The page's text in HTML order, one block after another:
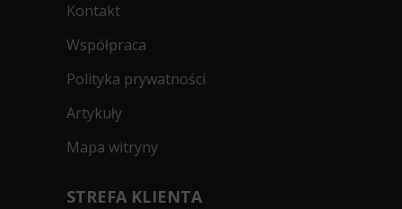
Kontakt
Współpraca
Polityka prywatności
Artykuły
Mapa witryny
STREFA KLIENTA